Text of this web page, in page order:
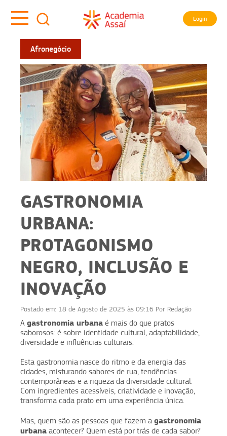
Login
Afronegócio
GASTRONOMIA
URBANA:
PROTAGONISMO
NEGRO, INCLUSÃO E
INOVAÇÃO
Postado em: 18 de Agosto de 2025 às 09:16 Por Redação
A gastronomia urbana é mais do que pratos
saborosos: é sobre identidade cultural, adaptabilidade,
diversidade e influências culturais.
Esta gastronomia nasce do ritmo e da energia das
cidades, misturando sabores de rua, tendências
contemporâneas e a riqueza da diversidade cultural.
Com ingredientes acessíveis, criatividade e inovação,
transforma cada prato em uma experiência única.
Mas, quem são as pessoas que fazem a gastronomia
urbana acontecer? Quem está por trás de cada sabor?